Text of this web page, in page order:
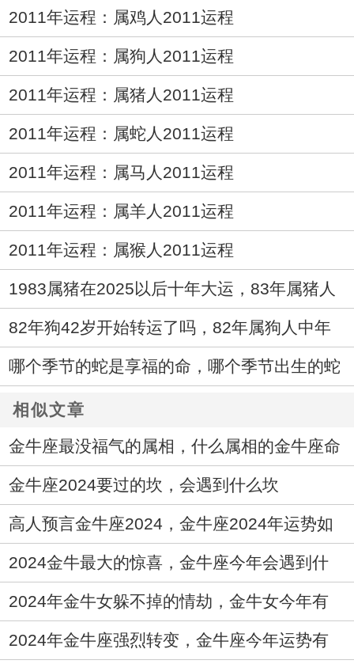
2011年运程：属鸡人2011运程
2011年运程：属狗人2011运程
2011年运程：属猪人2011运程
2011年运程：属蛇人2011运程
2011年运程：属马人2011运程
2011年运程：属羊人2011运程
2011年运程：属猴人2011运程
1983属猪在2025以后十年大运，83年属猪人
未来十年运气
82年狗42岁开始转运了吗，82年属狗人中年
运势走向如何
哪个季节的蛇是享福的命，哪个季节出生的蛇
最好命
相似文章
金牛座最没福气的属相，什么属相的金牛座命
不好
金牛座2024要过的坎，会遇到什么坎
高人预言金牛座2024，金牛座2024年运势如
何
2024金牛最大的惊喜，金牛座今年会遇到什
么好事
2024年金牛女躲不掉的情劫，金牛女今年有
哪些感情问题
2024年金牛座强烈转变，金牛座今年运势有